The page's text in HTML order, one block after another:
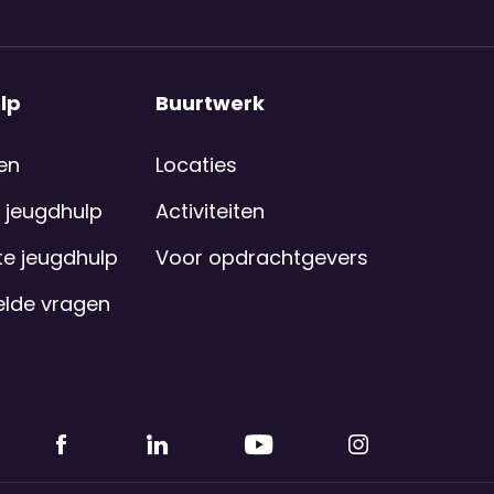
jeugdhulp
vragen
Buurtwerk
Locaties
Activiteiten
Voor opdrachtgevers